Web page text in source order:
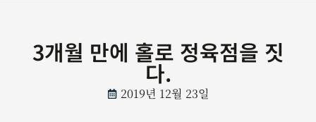
3개월 만에 홀로 정육점을 짓
다.
2019년 12월 23일